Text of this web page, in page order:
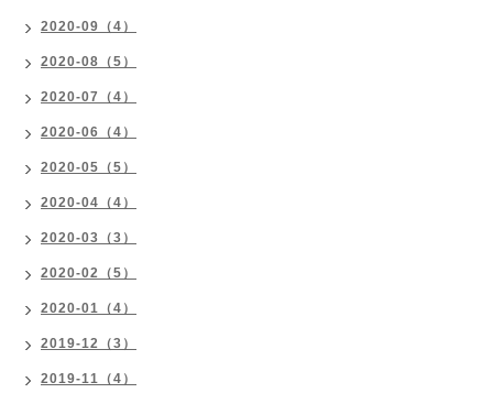
2020-09（4）
2020-08（5）
2020-07（4）
2020-06（4）
2020-05（5）
2020-04（4）
2020-03（3）
2020-02（5）
2020-01（4）
2019-12（3）
2019-11（4）